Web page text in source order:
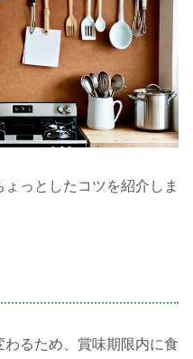
っとしたコツを紹介しま
るため、賞味期限内に食